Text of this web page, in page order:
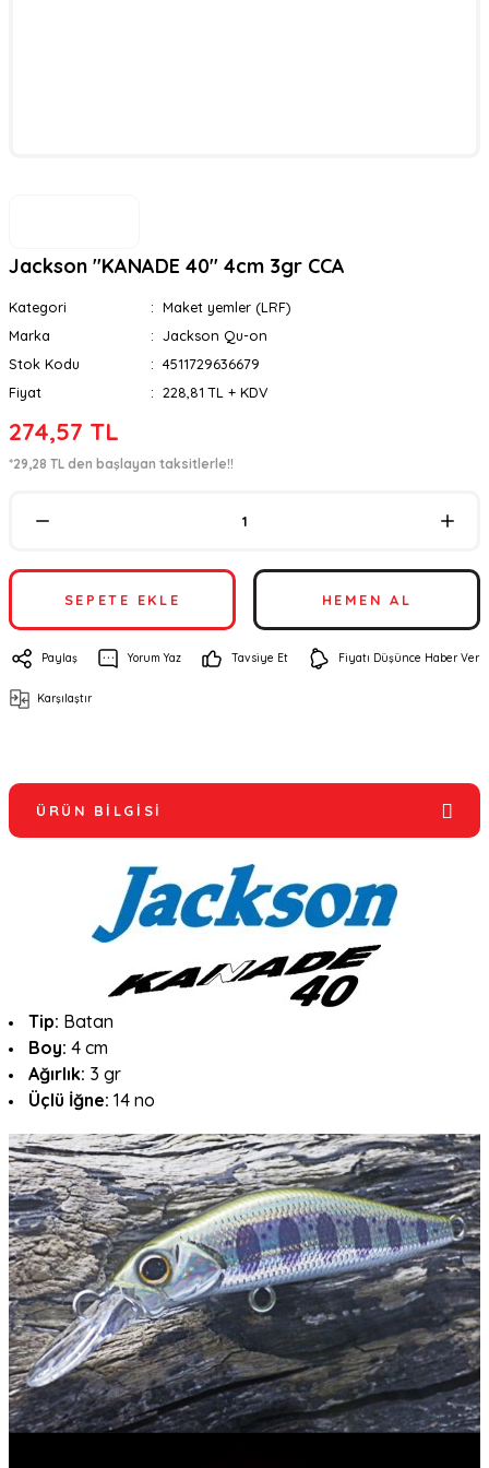
Jackson ''KANADE 40'' 4cm 3gr CCA
Kategori
Maket yemler (LRF)
Marka
Jackson Qu-on
Stok Kodu
4511729636679
Fiyat
228,81 TL + KDV
274,57 TL
*29,28 TL den başlayan taksitlerle!!
SEPETE EKLE HEMEN AL
Paylaş Yorum Yaz Tavsiye Et Fiyatı Düşünce Haber Ver
Karşılaştır
ÜRÜN BILGISI
Tip: Batan
Boy: 4 cm
Ağırlık: 3 gr
Üçlü İğne: 14 no